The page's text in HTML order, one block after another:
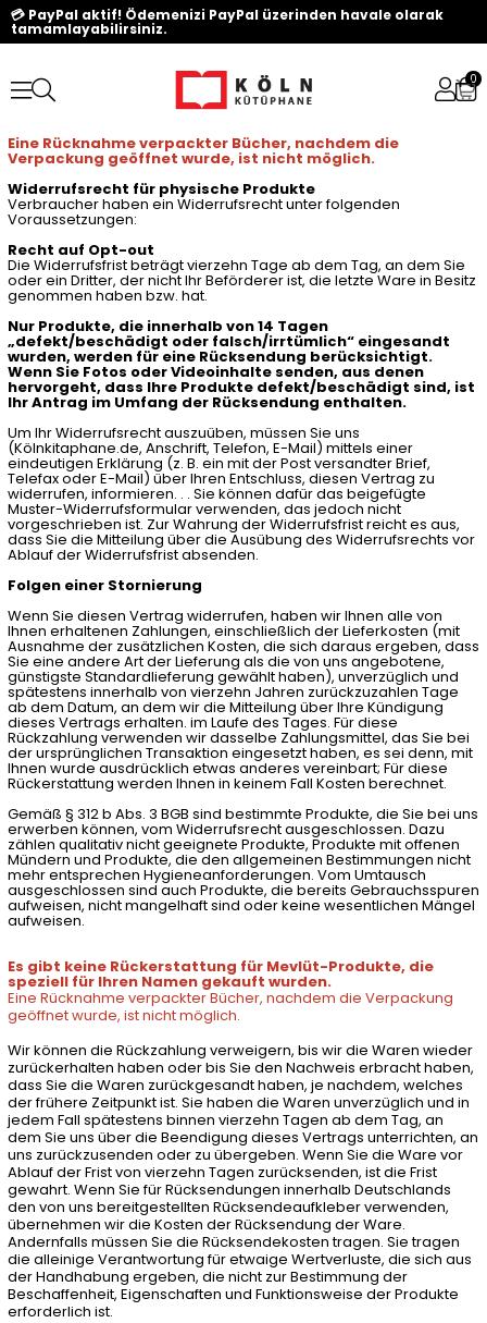
💳 PayPal aktif! Ödemenizi PayPal üzerinden havale olarak
tamamlayabilirsiniz.
0
Eine Rücknahme verpackter Bücher, nachdem die
Verpackung geöffnet wurde, ist nicht möglich.
Widerrufsrecht für physische Produkte
Verbraucher haben ein Widerrufsrecht unter folgenden
Voraussetzungen:
Recht auf Opt-out
Die Widerrufsfrist beträgt vierzehn Tage ab dem Tag, an dem Sie
oder ein Dritter, der nicht Ihr Beförderer ist, die letzte Ware in Besitz
genommen haben bzw. hat.
Nur Produkte, die innerhalb von 14 Tagen
„defekt/beschädigt oder falsch/irrtümlich“ eingesandt
wurden, werden für eine Rücksendung berücksichtigt.
Wenn Sie Fotos oder Videoinhalte senden, aus denen
hervorgeht, dass Ihre Produkte defekt/beschädigt sind, ist
Ihr Antrag im Umfang der Rücksendung enthalten.
Um Ihr Widerrufsrecht auszuüben, müssen Sie uns
(Kölnkitaphane.de, Anschrift, Telefon, E-Mail) mittels einer
eindeutigen Erklärung (z. B. ein mit der Post versandter Brief,
Telefax oder E-Mail) über Ihren Entschluss, diesen Vertrag zu
widerrufen, informieren. . . Sie können dafür das beigefügte
Muster-Widerrufsformular verwenden, das jedoch nicht
vorgeschrieben ist. Zur Wahrung der Widerrufsfrist reicht es aus,
dass Sie die Mitteilung über die Ausübung des Widerrufsrechts vor
Ablauf der Widerrufsfrist absenden.
Folgen einer Stornierung
Wenn Sie diesen Vertrag widerrufen, haben wir Ihnen alle von
Ihnen erhaltenen Zahlungen, einschließlich der Lieferkosten (mit
Ausnahme der zusätzlichen Kosten, die sich daraus ergeben, dass
Sie eine andere Art der Lieferung als die von uns angebotene,
günstigste Standardlieferung gewählt haben), unverzüglich und
spätestens innerhalb von vierzehn Jahren zurückzuzahlen Tage
ab dem Datum, an dem wir die Mitteilung über Ihre Kündigung
dieses Vertrags erhalten. im Laufe des Tages. Für diese
Rückzahlung verwenden wir dasselbe Zahlungsmittel, das Sie bei
der ursprünglichen Transaktion eingesetzt haben, es sei denn, mit
Ihnen wurde ausdrücklich etwas anderes vereinbart; Für diese
Rückerstattung werden Ihnen in keinem Fall Kosten berechnet.
Gemäß § 312 b Abs. 3 BGB sind bestimmte Produkte, die Sie bei uns
erwerben können, vom Widerrufsrecht ausgeschlossen. Dazu
zählen qualitativ nicht geeignete Produkte, Produkte mit offenen
Mündern und Produkte, die den allgemeinen Bestimmungen nicht
mehr entsprechen Hygieneanforderungen. Vom Umtausch
ausgeschlossen sind auch Produkte, die bereits Gebrauchsspuren
aufweisen, nicht mangelhaft sind oder keine wesentlichen Mängel
aufweisen.
Es gibt keine Rückerstattung für Mevlüt-Produkte, die
speziell für Ihren Namen gekauft wurden.
Eine Rücknahme verpackter Bücher, nachdem die Verpackung
geöffnet wurde, ist nicht möglich.
Wir können die Rückzahlung verweigern, bis wir die Waren wieder
zurückerhalten haben oder bis Sie den Nachweis erbracht haben,
dass Sie die Waren zurückgesandt haben, je nachdem, welches
der frühere Zeitpunkt ist. Sie haben die Waren unverzüglich und in
jedem Fall spätestens binnen vierzehn Tagen ab dem Tag, an
dem Sie uns über die Beendigung dieses Vertrags unterrichten, an
uns zurückzusenden oder zu übergeben. Wenn Sie die Ware vor
Ablauf der Frist von vierzehn Tagen zurücksenden, ist die Frist
gewahrt. Wenn Sie für Rücksendungen innerhalb Deutschlands
den von uns bereitgestellten Rücksendeaufkleber verwenden,
übernehmen wir die Kosten der Rücksendung der Ware.
Andernfalls müssen Sie die Rücksendekosten tragen. Sie tragen
die alleinige Verantwortung für etwaige Wertverluste, die sich aus
der Handhabung ergeben, die nicht zur Bestimmung der
Beschaffenheit, Eigenschaften und Funktionsweise der Produkte
erforderlich ist.